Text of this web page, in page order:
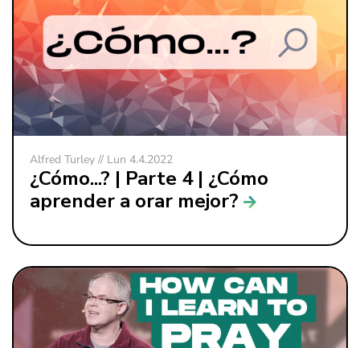
Alfred Turley // Lun 4.4.2022
¿Cómo...? | Parte 4 | ¿Cómo
aprender a orar mejor?